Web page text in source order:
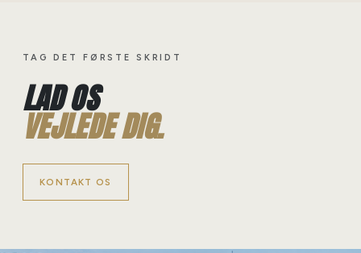
TAG DET FØRSTE SKRIDT
LAD OS
VEJLEDE DIG.
KONTAKT OS